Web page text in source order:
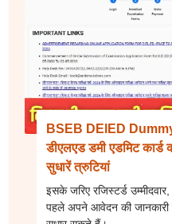
BSEB DElED
डीएलएड डमी एडमिट
सुधारें त्रुटियां
इसके जरिए रजिस्टर्ड
पहले अपने आवेदन की जानकारी